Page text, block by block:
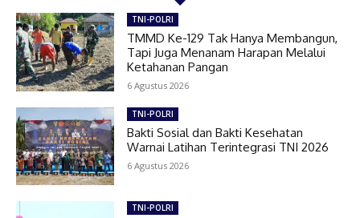
TNI-POLRI
TMMD Ke-129 Tak Hanya Membangun,
Tapi Juga Menanam Harapan Melalui
Ketahanan Pangan
6 Agustus 2026
TNI-POLRI
Bakti Sosial dan Bakti Kesehatan
Warnai Latihan Terintegrasi TNI 2026
6 Agustus 2026
TNI-POLRI